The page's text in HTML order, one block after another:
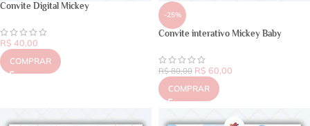
Convite Digital Mickey
R$ 40,00
COMPRAR
-25%
Convite interativo Mickey Baby
R$80,00 R$ 60,00
COMPRAR